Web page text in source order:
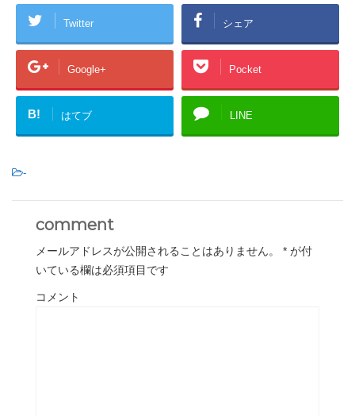
Twitter シェア
Google+ Pocket
B! はてブ LINE
-
comment
メールアドレスが公開されることはありません。 * が付
いている欄は必須項目です
コメント